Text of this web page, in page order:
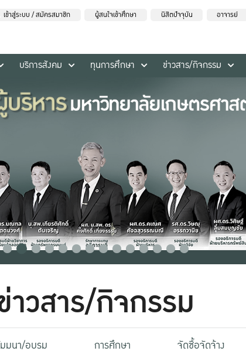
เข้าสู่ระบบ / สมัครสมาชิก ผู้สนใจเข้าศึกษา นิสิตปัจจุบัน อาจารย์
บริการสังคม ทุนการศึกษา ข่าวสาร/กิจกรรม
าวสาร/กิจกรรม
มนา/อบรม การศึกษา จัดซื้อจัดจ้าง